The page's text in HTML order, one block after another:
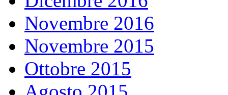
Novembre 2016
Novembre 2015
Ottobre 2015